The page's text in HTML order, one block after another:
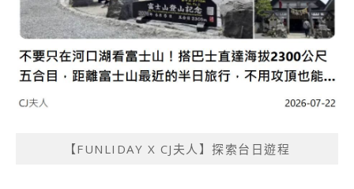
【FUNLIDAY X CJ夫人】探索台日遊程